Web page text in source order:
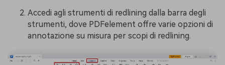
Accedi agli strumenti di redlining dalla barra degli
strumenti, dove PDFelement offre varie opzioni di
annotazione su misura per scopi di redlining.